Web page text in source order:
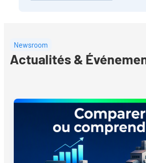
Newsroom
Actualités &